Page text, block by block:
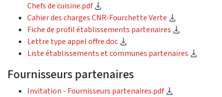
Chefs de cuisine.pdf
Cahier des charges CNR-Fourchette Verte
Fiche de profil établissements partenaires
Lettre type appel offre.doc
Liste établissements et communes partenaires
Fournisseurs partenaires
Invitation - Fournisseurs partenaires.pdf